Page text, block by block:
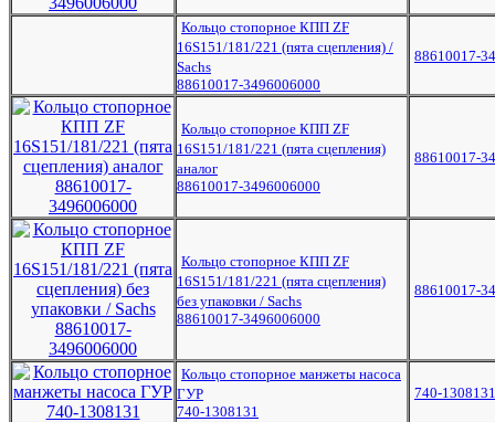
Кольцо стопорное КПП ZF
16S151/181/221 (пята сцепления) /
Sachs
88610017-3496006000
88610017-
Кольцо стопорное КПП ZF
16S151/181/221 (пята сцепления)
аналог
88610017-3496006000
88610017-
Кольцо стопорное КПП ZF
16S151/181/221 (пята сцепления)
без упаковки / Sachs
88610017-3496006000
88610017-
Кольцо стопорное манжеты насоса
ГУР
740-1308131
740-1308131